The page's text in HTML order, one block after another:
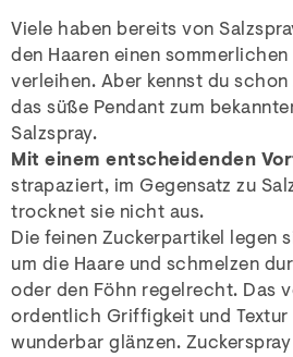
Viele haben bereits von
den Haaren einen
verleihen. Aber kennst du schon
das süße Pendant zum
Salzspray.
Mit einem entscheidenden
strapaziert, im Gegensatz zu
trocknet sie nicht aus.
Die feinen Zuckerpartikel legen
um die Haare und schmelzen
oder den Föhn regelrecht. Das
ordentlich Griffigkeit und Textur
wunderbar glänzen.